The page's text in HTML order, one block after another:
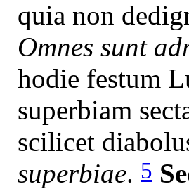
quia non
Omnes sunt
hodie festum
superbiam
scilicet
superbiae. 5